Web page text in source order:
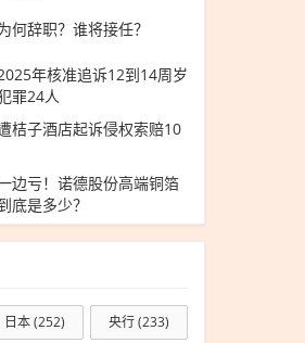
何辞职？谁将接任？
年核准追诉12到14周岁
罪24人
桔子酒店起诉侵权索赔10
边亏！诺德股份高端铜箔
底是多少？
日本(252) 央行(233)